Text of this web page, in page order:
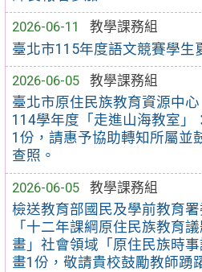
2026-06-11
教學課務組
臺北市115年度語文競賽學生
2026-06-05
教學課務組
臺北市原住民族教育資源中心
114學年度「走進山海教室」
1份，請惠予協助轉知所屬並
查照。
2026-06-05
教學課務組
檢送教育部國民及學前教育
「十二年課綱原住民族教育
畫」社會領域「原住民族時
畫1份，敬請貴校鼓勵教師踴